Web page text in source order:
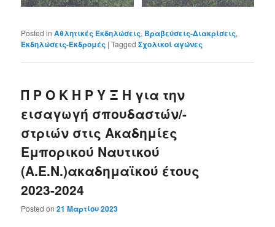
Posted in Αθλητικές Εκδηλώσεις, Βραβεύσεις-Διακρίσεις,
Εκδηλώσεις-Εκδρομές |Tagged Σχολικοί αγώνες
Π Ρ Ο Κ Η Ρ Υ Ξ Η για την
εισαγωγή σπουδαστών/-
στριών στις Ακαδημίες
Εμπορικού Ναυτικού
(Α.Ε.Ν.)ακαδημαϊκού έτους
2023-2024
Posted on21 Μαρτίου 2023